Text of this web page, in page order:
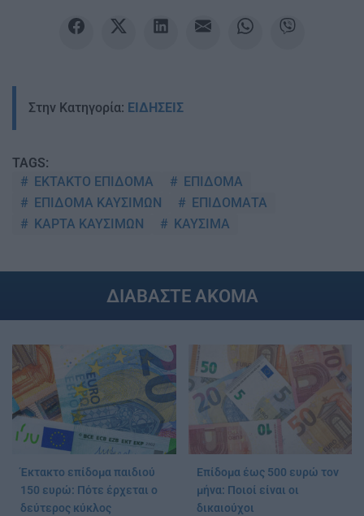
Στην Κατηγορία: ΕΙΔΗΣΕΙΣ
TAGS:
ΕΚΤΑΚΤΟ ΕΠΙΔΟΜΑ
ΕΠΙΔΟΜΑ
ΕΠΙΔΟΜΑ ΚΑΥΣΙΜΩΝ
ΕΠΙΔΟΜΑΤΑ
ΚΑΡΤΑ ΚΑΥΣΙΜΩΝ
ΚΑΥΣΙΜΑ
ΔΙΑΒΑΣΤΕ ΑΚΟΜΑ
Έκτακτο επίδομα παιδιού
150 ευρώ: Πότε έρχεται ο
δεύτερος κύκλος
Επίδομα έως 500 ευρώ τον
μήνα: Ποιοί είναι οι
δικαιούχοι